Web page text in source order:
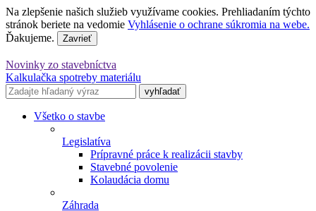
Na zlepšenie našich služieb využívame cookies. Prehliadaním týchto
stránok beriete na vedomie Vyhlásenie o ochrane súkromia na webe.
Ďakujeme.
Zavrieť
Novinky zo stavebníctva
Kalkulačka spotreby materiálu
Všetko o stavbe
Legislatíva
Prípravné práce k realizácii stavby
Stavebné povolenie
Kolaudácia domu
Záhrada